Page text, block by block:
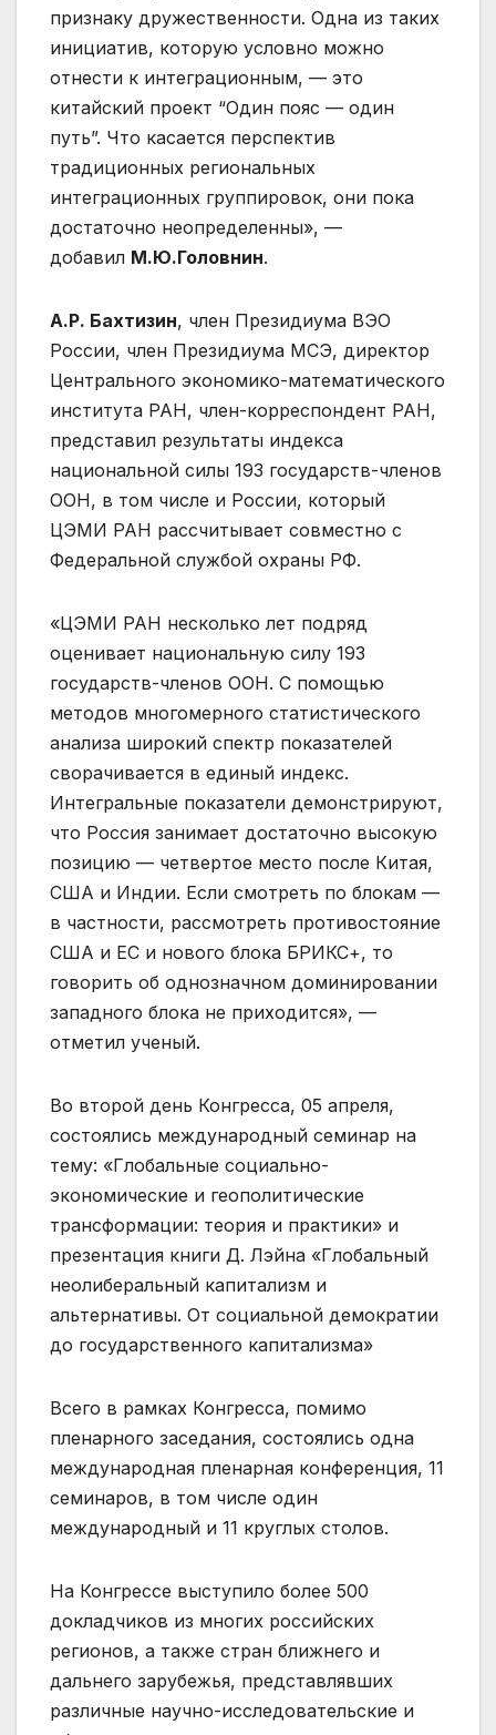
признаку дружественности. Одна из таких
инициатив, которую условно можно
отнести к интеграционным, — это
китайский проект “Один пояс — один
путь”. Что касается перспектив
традиционных региональных
интеграционных группировок, они пока
достаточно неопределенны», —
добавил М.Ю.Головнин.
А.Р. Бахтизин, член Президиума ВЭО
России, член Президиума МСЭ, директор
Центрального экономико-математического
института РАН, член-корреспондент РАН,
представил результаты индекса
национальной силы 193 государств-членов
ООН, в том числе и России, который
ЦЭМИ РАН рассчитывает совместно с
Федеральной службой охраны РФ.
«ЦЭМИ РАН несколько лет подряд
оценивает национальную силу 193
государств-членов ООН. С помощью
методов многомерного статистического
анализа широкий спектр показателей
сворачивается в единый индекс.
Интегральные показатели демонстрируют,
что Россия занимает достаточно высокую
позицию — четвертое место после Китая,
США и Индии. Если смотреть по блокам —
в частности, рассмотреть противостояние
США и ЕС и нового блока БРИКС+, то
говорить об однозначном доминировании
западного блока не приходится», —
отметил ученый.
Во второй день Конгресса, 05 апреля,
состоялись международный семинар на
тему: «Глобальные социально-
экономические и геополитические
трансформации: теория и практики» и
презентация книги Д. Лэйна «Глобальный
неолиберальный капитализм и
альтернативы. От социальной демократии
до государственного капитализма»
Всего в рамках Конгресса, помимо
пленарного заседания, состоялись одна
международная пленарная конференция, 11
семинаров, в том числе один
международный и 11 круглых столов.
На Конгрессе выступило более 500
докладчиков из многих российских
регионов, а также стран ближнего и
дальнего зарубежья, представлявших
различные научно-исследовательские и